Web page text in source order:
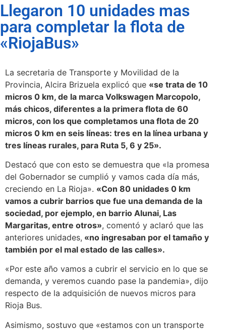
Llegaron 10 unidades mas
para completar la flota de
«RiojaBus»
La secretaria de Transporte y Movilidad de la
Provincia, Alcira Brizuela explicó que «se trata de 10
micros 0 km, de la marca Volkswagen Marcopolo,
más chicos, diferentes a la primera flota de 60
micros, con los que completamos una flota de 20
micros 0 km en seis líneas: tres en la línea urbana y
tres líneas rurales, para Ruta 5, 6 y 25».
Destacó que con esto se demuestra que «la promesa
del Gobernador se cumplió y vamos cada día más,
creciendo en La Rioja». «Con 80 unidades 0 km
vamos a cubrir barrios que fue una demanda de la
sociedad, por ejemplo, en barrio Alunai, Las
Margaritas, entre otros», comentó y aclaró que las
anteriores unidades, «no ingresaban por el tamaño y
también por el mal estado de las calles».
«Por este año vamos a cubrir el servicio en lo que se
demanda, y veremos cuando pase la pandemia», dijo
respecto de la adquisición de nuevos micros para
Rioja Bus.
Asimismo, sostuvo que «estamos con un transporte